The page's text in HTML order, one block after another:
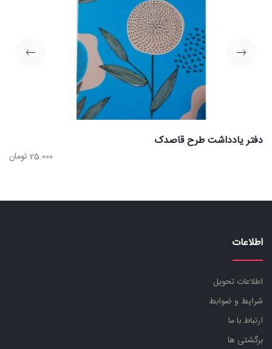
دفتر یادداشت طرح قاصدک
25.000 تومان
اطلاعات
اطلاعات تحویل
شرایط و ضوابط
ارتباط با ما
برگشتی ها